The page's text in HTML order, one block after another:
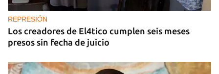
REPRESIÓN
Los creadores de El4tico cumplen seis meses
presos sin fecha de juicio